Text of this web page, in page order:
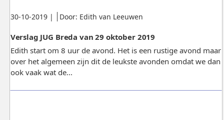
Gepubliceerd:
30-10-2019.| Door: Edith van Leeuwen.
Verslag JUG Breda van 29 oktober 2019
Edith start om 8 uur de avond. Het is een rustige avond maar
over het algemeen zijn dit de leukste avonden omdat we dan
ook vaak wat de...